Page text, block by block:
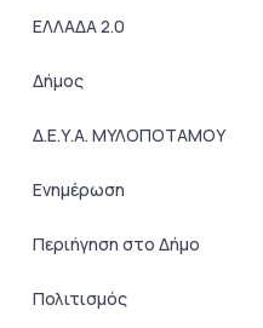
ΕΛΛΑΔΑ 2.0
Δήμος
Δ.Ε.Υ.Α. ΜΥΛΟΠΟΤΑΜΟΥ
Ενημέρωση
Περιήγηση στο Δήμο
Πολιτισμός